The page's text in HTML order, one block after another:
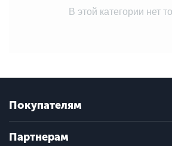
В этой категории нет
Покупателям
Партнерам